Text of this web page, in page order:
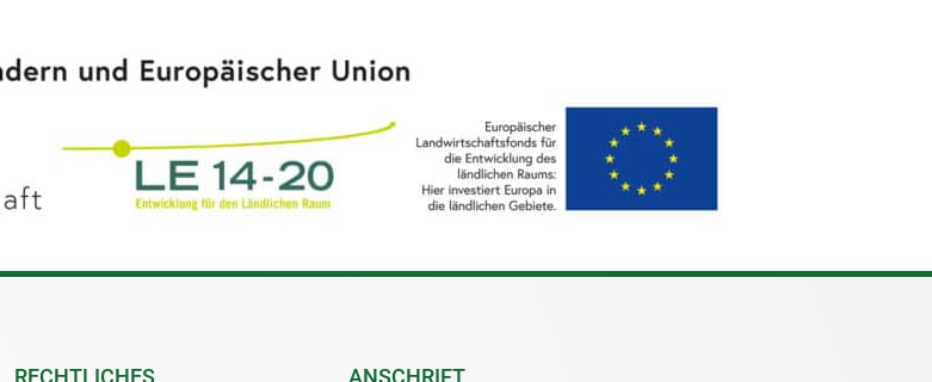
RECHTLICHES ANSCHRIFT